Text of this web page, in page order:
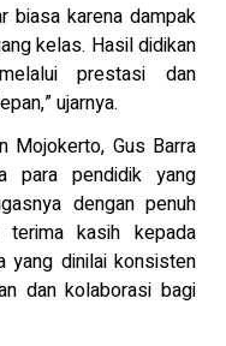
biasa karena dampak
kelas. Hasil didikan
prestasi dan
ujarnya.
Mojokerto, Gus Barra
para pendidik yang
dengan penuh
terima kasih kepada
yang dinilai konsisten
dan kolaborasi bagi